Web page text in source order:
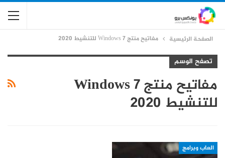
الصفحة الرئيسية مفاتيح منتج Windows 7 للتنشيط 2020
تصفح الوسم
مفاتيح منتج Windows 7
للتنشيط 2020
العاب وبرامج